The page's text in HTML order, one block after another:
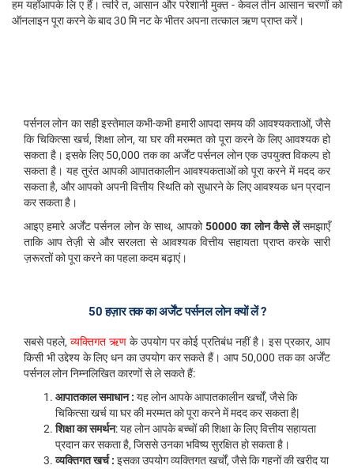
हम यहाँआपके लि ए हैं। त्वरि त, आसान और परेशानी मुक्त - केवल तीन आसान चरणों को
ऑनलाइन पूरा करने के बाद 30 मि नट के भीतर अपना तत्काल ऋण प्राप्त करें।
पर्सनल लोन का सही इस्तेमाल कभी-कभी हमारी आपदा समय की आवश्यकताओं, जैसे
कि चिकित्सा खर्च, शिक्षा लोन, या घर की मरम्मत को पूरा करने के लिए आवश्यक हो
सकता है। इसके लिए 50,000 तक का अर्जेंट पर्सनल लोन एक उपयुक्त विकल्प हो
सकता है। यह तुरंत आपकी आपातकालीन आवश्यकताओं को पूरा करने में मदद कर
सकता है, और आपको अपनी वित्तीय स्थिति को सुधारने के लिए आवश्यक धन प्रदान
कर सकता है।
आइए हमारे अर्जेंट पर्सनल लोन के साथ, आपको50000 का लोन कैसे लेंसमझाएँ
ताकि आप तेज़ी से और सरलता से आवश्यक वित्तीय सहायता प्राप्त करके सारी
ज़रूरतों को पूरा करने का पहला कदम बढ़ाएं।
50 हज़ार तक का अर्जेंट पर्सनल लोन क्यों लें ?
सबसे पहले, व्यक्तिगत ऋणके उपयोग पर कोई प्रतिबंध नहीं है। इस प्रकार, आप
किसी भी उद्देश्य के लिए धन का उपयोग कर सकते हैं। आप 50,000 तक का अर्जेंट
पर्सनल लोन निम्नलिखित कारणों से ले सकते हैं:
आपातकाल समाधान : यह लोन आपके आपातकालीन खर्चों, जैसे कि
चिकित्सा खर्च या घर की मरम्मत को पूरा करने में मदद कर सकता है|
शिक्षा का समर्थन: यह लोन आपके बच्चों की शिक्षा के लिए वित्तीय सहायता
प्रदान कर सकता है, जिससे उनका भविष्य सुरक्षित हो सकता है।
व्यक्तिगत खर्च : इसका उपयोग व्यक्तिगत खर्चों, जैसे कि गहनों की खरीद या